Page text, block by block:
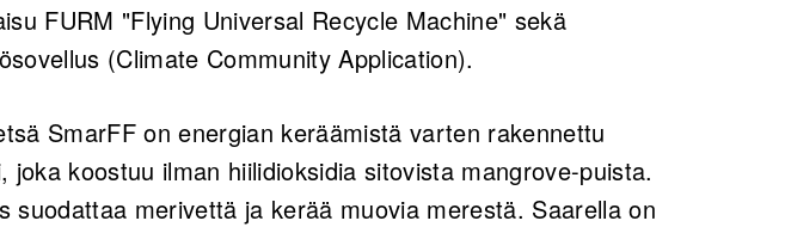
FURM "Flying Universal Recycle Machine" sekä
(Climate Community Application).
SmarFF on energian keräämistä varten rakennettu
joka koostuu ilman hiilidioksidia sitovista mangrove-puista.
suodattaa merivettä ja kerää muovia merestä. Saarella on